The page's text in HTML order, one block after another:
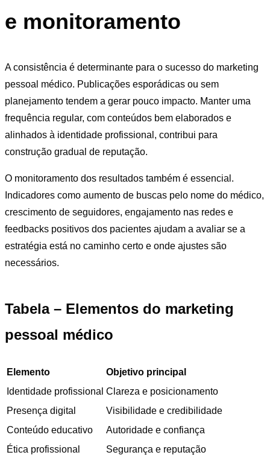
e monitoramento
A consistência é determinante para o sucesso do marketing
pessoal médico. Publicações esporádicas ou sem
planejamento tendem a gerar pouco impacto. Manter uma
frequência regular, com conteúdos bem elaborados e
alinhados à identidade profissional, contribui para
construção gradual de reputação.
O monitoramento dos resultados também é essencial.
Indicadores como aumento de buscas pelo nome do médico,
crescimento de seguidores, engajamento nas redes e
feedbacks positivos dos pacientes ajudam a avaliar se a
estratégia está no caminho certo e onde ajustes são
necessários.
Tabela – Elementos do marketing
pessoal médico
Elemento
Objetivo principal
Identidade profissional Clareza e posicionamento
Presença digital
Visibilidade e credibilidade
Conteúdo educativo
Autoridade e confiança
Ética profissional
Segurança e reputação